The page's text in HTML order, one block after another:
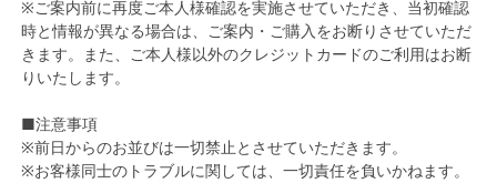
※ご案内前に再度ご本人様確認を実施させていただき、当初確認
時と情報が異なる場合は、ご案内・ご購入をお断りさせていただ
きます。また、ご本人様以外のクレジットカードのご利用はお断
りいたします。
■注意事項
※前日からのお並びは一切禁止とさせていただきます。
※お客様同士のトラブルに関しては、一切責任を負いかねます。